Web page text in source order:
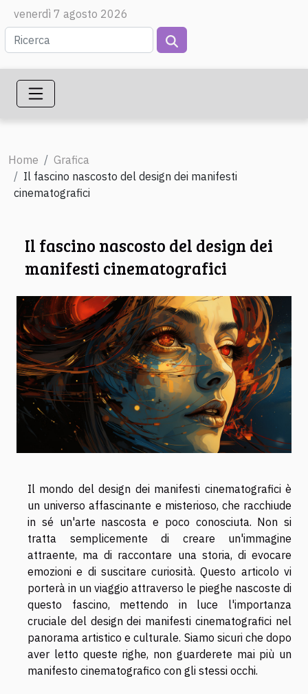
venerdì 7 agosto 2026
Home
Grafica
Il fascino nascosto del design dei manifesti
cinematografici
Il fascino nascosto del design dei
manifesti cinematografici
Il mondo del design dei manifesti cinematografici è
un universo affascinante e misterioso, che racchiude
in sé un'arte nascosta e poco conosciuta. Non si
tratta semplicemente di creare un'immagine
attraente, ma di raccontare una storia, di evocare
emozioni e di suscitare curiosità. Questo articolo vi
porterà in un viaggio attraverso le pieghe nascoste di
questo fascino, mettendo in luce l'importanza
cruciale del design dei manifesti cinematografici nel
panorama artistico e culturale. Siamo sicuri che dopo
aver letto queste righe, non guarderete mai più un
manifesto cinematografico con gli stessi occhi.